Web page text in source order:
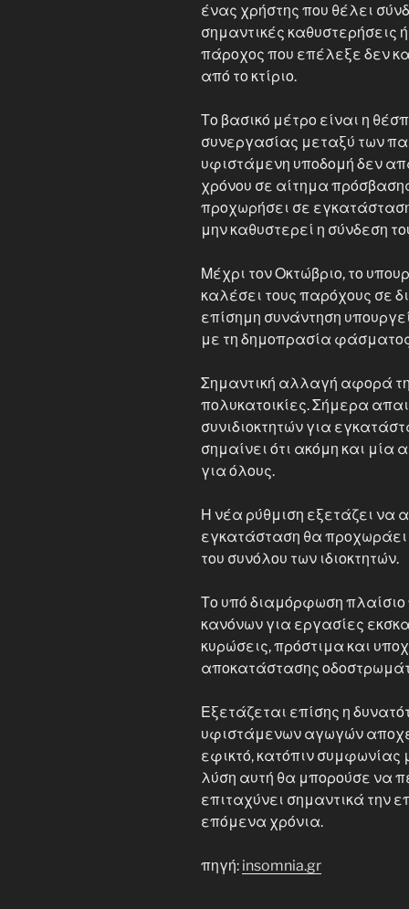
ένας χρήστης που θέλει
σημαντικές καθυστερήσεις
πάροχος που επέλεξε δεν
από το κτίριο.
Το βασικό μέτρο είναι η
συνεργασίας μεταξύ των
υφιστάμενη υποδομή δεν
χρόνου σε αίτημα
προχωρήσει σε
μην καθυστερεί η σύνδεση
Μέχρι τον Οκτώβριο, το
καλέσει τους παρόχους σε
επίσημη συνάντηση
με τη δημοπρασία
Σημαντική αλλαγή αφορά
πολυκατοικίες. Σήμερα
συνιδιοκτητών για
σημαίνει ότι ακόμη και μία
για όλους.
Η νέα ρύθμιση εξετάζει να
εγκατάσταση θα
του συνόλου των ιδιοκτητών.
Το υπό διαμόρφωση
κανόνων για εργασίες
κυρώσεις, πρόστιμα και
αποκατάστασης
Εξετάζεται επίσης η
υφιστάμενων αγωγών
εφικτό, κατόπιν συμφωνίας
λύση αυτή θα μπορούσε να
επιταχύνει σημαντικά την
επόμενα χρόνια.
πηγή: insomnia.gr